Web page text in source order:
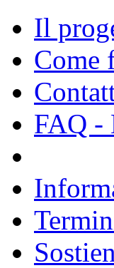
Il
Come
FAQ -